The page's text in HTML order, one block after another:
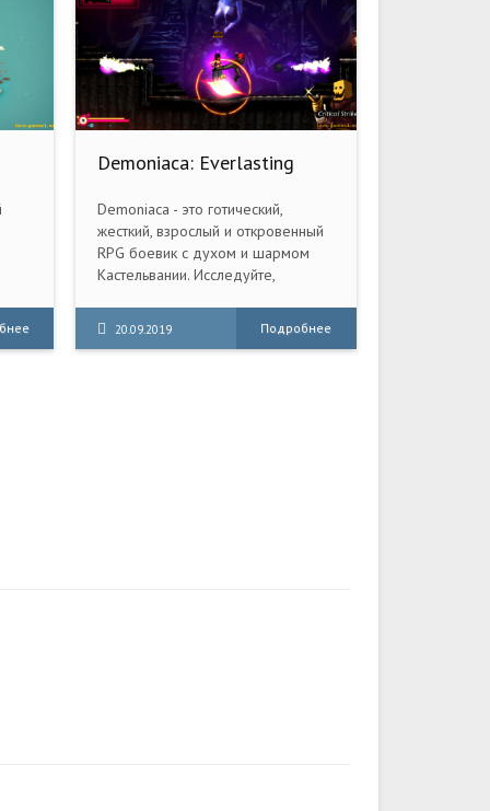
Demoniaca: Everlasting
Demoniaca - это готический,
жесткий, взрослый и откровенный
RPG боевик с духом и шармом
Кастельвании. Исследуйте,
друзей и отомстите тем, кто
причинил вам чудовищную боль и
20.09.2019 Подробнее